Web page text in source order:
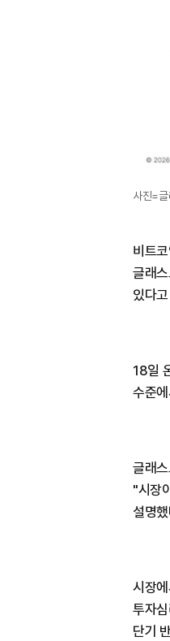
사진=글
비트
글래
있다
18일
수준
글래
"시장
설명
시장
투자
단기